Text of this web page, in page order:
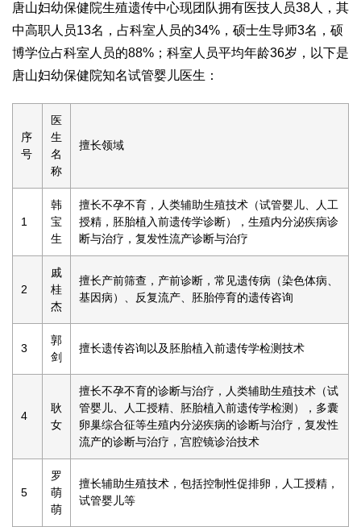
唐山妇幼保健院生殖遗传中心现团队拥有医技人员38人，其
中高职人员13名，占科室人员的34%，硕士生导师3名，硕
博学位占科室人员的88%；科室人员平均年龄36岁，以下是
唐山妇幼保健院知名试管婴儿医生：
序
号
医
生
名
称
擅长领域
1
韩
宝
生
擅长不孕不育，人类辅助生殖技术（试管婴儿、人工
授精，胚胎植入前遗传学诊断），生殖内分泌疾病诊
断与治疗，复发性流产诊断与治疗
2
戚
桂
杰
擅长产前筛查，产前诊断，常见遗传病（染色体病、
基因病）、反复流产、胚胎停育的遗传咨询
3
郭
剑
擅长遗传咨询以及胚胎植入前遗传学检测技术
4
耿
女
擅长不孕不育的诊断与治疗，人类辅助生殖技术（试
管婴儿、人工授精、胚胎植入前遗传学检测），多囊
卵巢综合征等生殖内分泌疾病的诊断与治疗，复发性
流产的诊断与治疗，宫腔镜诊治技术
5
罗
萌
萌
擅长辅助生殖技术，包括控制性促排卵，人工授精，
试管婴儿等